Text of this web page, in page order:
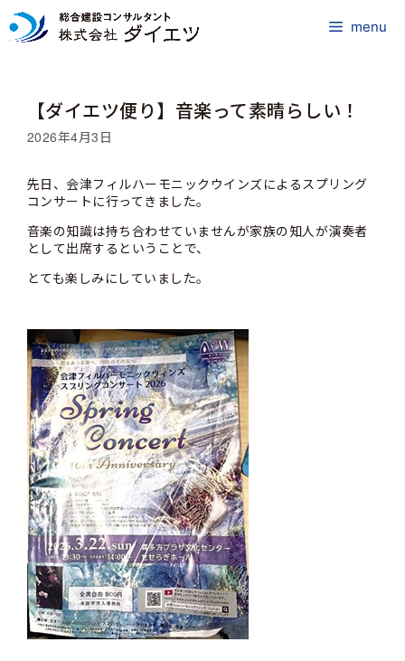
コ
ン
menu
【ダイエツ便り】音楽って素晴らしい！
2026年4月3日
先日、会津フィルハーモニックウインズによるスプリング
コンサートに行ってきました。
音楽の知識は持ち合わせていませんが家族の知人が演奏者
として出席するということで、
とても楽しみにしていました。